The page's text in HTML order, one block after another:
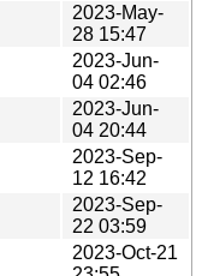
2023-May-
28 15:47
2023-Jun-
04 02:46
2023-Jun-
04 20:44
2023-Sep-
12 16:42
2023-Sep-
22 03:59
2023-Oct-21